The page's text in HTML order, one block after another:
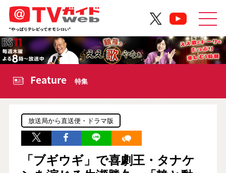
Feature 特集
放送局から直送便・ドラマ版
「ブギウギ」で喜劇王・タナケ